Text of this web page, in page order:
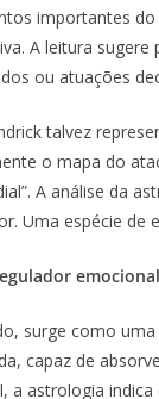
importantes
A leitura
ou atuações
talvez
o mapa do
A análise da
Uma espécie de
emocional
surge como
capaz de
a astrologia